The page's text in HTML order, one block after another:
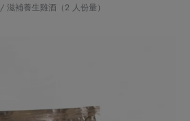
/ 滋補養生雞酒（2 人份量）